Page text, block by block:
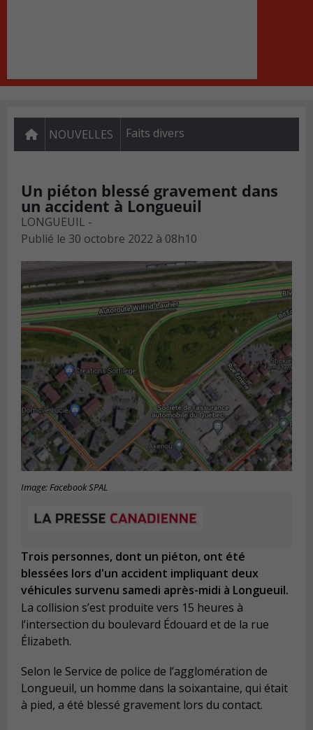
NOUVELLES Faits divers
Un piéton blessé gravement dans
un accident à Longueuil
LONGUEUIL -
Publié le 30 octobre 2022 à 08h10
Image: Facebook SPAL
Trois personnes, dont un piéton, ont été
blessées lors d'un accident impliquant deux
véhicules survenu samedi après-midi à Longueuil.
La collision s’est produite vers 15 heures à
l’intersection du boulevard Édouard et de la rue
Élizabeth.
Selon le Service de police de l’agglomération de
Longueuil, un homme dans la soixantaine, qui était
à pied, a été blessé gravement lors du contact.